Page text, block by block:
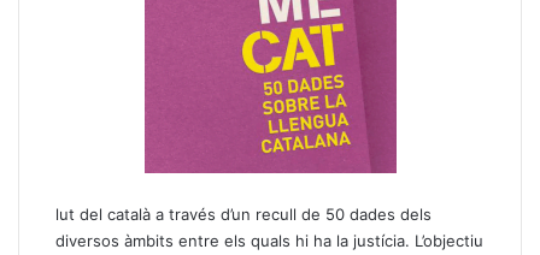
lut del català a través d’un recull de 50 dades dels
diversos àmbits entre els quals hi ha la justícia. L’objectiu